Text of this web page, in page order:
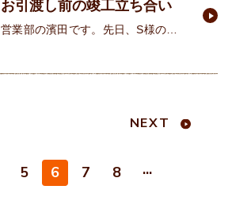
お引渡し前の竣工立ち合い
営業部の濱田です。先日、S様の完
5 6 7 8 ...
NEXT